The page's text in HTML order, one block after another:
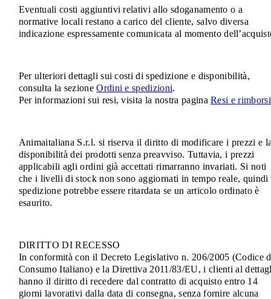
Eventuali costi aggiuntivi relativi allo sdoganamento o a
normative locali restano a carico del cliente, salvo diversa
indicazione espressamente comunicata al momento
Per ulteriori dettagli sui costi di spedizione e disponibilità,
consulta la sezioneOrdini e spedizioni.
Per informazioni sui resi, visita la nostra paginaResi e rimborsi
Animaitaliana S.r.l. si riserva il diritto di modificare i prezzi e
disponibilità dei prodotti senza preavviso. Tuttavia, i prezzi
applicabili agli ordini già accettati rimarranno invariati. Si noti
che i livelli di stock non sono aggiornati in tempo reale, quindi
spedizione potrebbe essere ritardata se un articolo ordinato è
esaurito.
DIRITTO DI RECESSO
In conformità con il Decreto Legislativo n. 206/2005 (Codice
Consumo Italiano) e la Direttiva 2011/83/EU, i clienti al
hanno il diritto di recedere dal contratto di acquisto entro 14
giorni lavorativi dalla data di consegna, senza fornire alcuna